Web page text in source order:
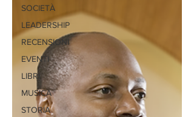
SOCIETÀ
LEADERSHIP
RECENSIONI
EVENTI
LIBRI
MUSICA
STORIA